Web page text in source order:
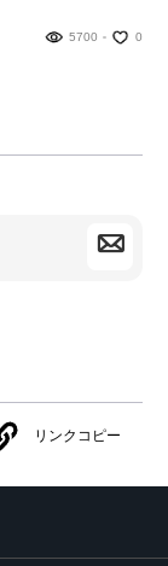
5700 0
リンクコピー